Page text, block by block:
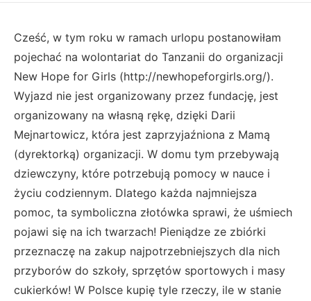
Cześć, w tym roku w ramach urlopu postanowiłam
pojechać na wolontariat do Tanzanii do organizacji
New Hope for Girls (http://newhopeforgirls.org/).
Wyjazd nie jest organizowany przez fundację, jest
organizowany na własną rękę, dzięki Darii
Mejnartowicz, która jest zaprzyjaźniona z Mamą
(dyrektorką) organizacji. W domu tym przebywają
dziewczyny, które potrzebują pomocy w nauce i
życiu codziennym. Dlatego każda najmniejsza
pomoc, ta symboliczna złotówka sprawi, że uśmiech
pojawi się na ich twarzach! Pieniądze ze zbiórki
przeznaczę na zakup najpotrzebniejszych dla nich
przyborów do szkoły, sprzętów sportowych i masy
cukierków! W Polsce kupię tyle rzeczy, ile w stanie